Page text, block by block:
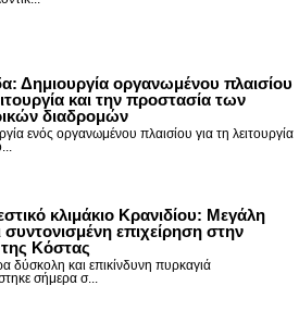
Δημιουργία οργανωμένου πλαισίου
και την προστασία των
διαδρομών
ενός οργανωμένου πλαισίου για τη λειτουργία
κλιμάκιο Κρανιδίου: Μεγάλη
συντονισμένη επιχείρηση στην
Κόστας
δύσκολη και επικίνδυνη πυρκαγιά
σήμερα σ...